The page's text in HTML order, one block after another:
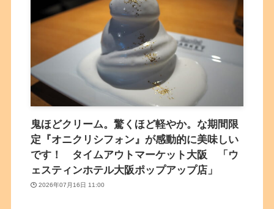
鬼ほどクリーム。驚くほど軽やか。な期間限
定『オニクリシフォン』が感動的に美味しい
です！ タイムアウトマーケット大阪 「ウ
ェスティンホテル大阪ポップアップ店」
2026年07月16日 11:00